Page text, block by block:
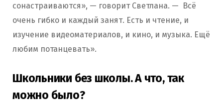
сонастраиваются», — говорит Светлана. — Всё
очень гибко и каждый занят. Есть и чтение, и
изучение видеоматериалов, и кино, и музыка. Ещё
любим потанцевать».
Школьники без школы. А что, так
можно было?